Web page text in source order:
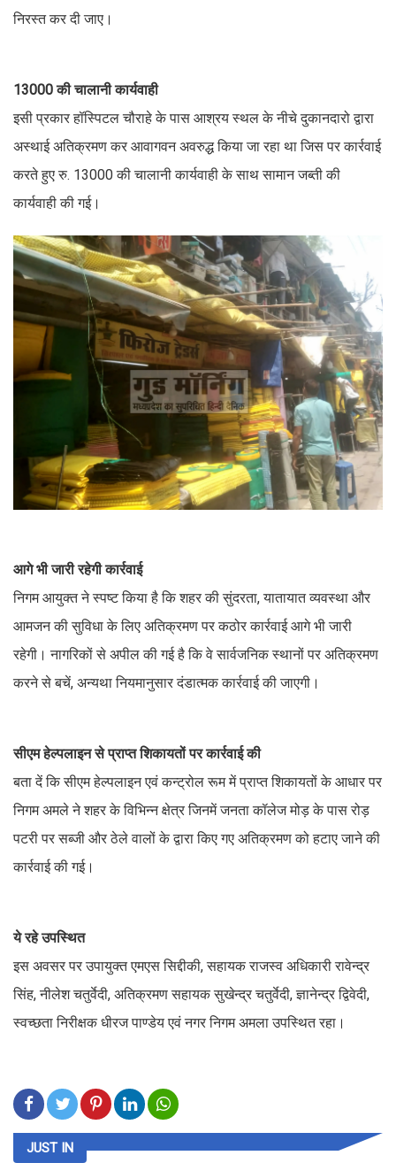
निरस्त कर दी जाए।
13000 की चालानी कार्यवाही
इसी प्रकार हॉस्पिटल चौराहे के पास आश्रय स्थल के नीचे दुकानदारो द्वारा
अस्थाई अतिक्रमण कर आवागवन अवरुद्ध किया जा रहा था जिस पर कार्रवाई
करते हुए रु. 13000 की चालानी कार्यवाही के साथ सामान जब्ती की
कार्यवाही की गई।
आगे भी जारी रहेगी कार्रवाई
निगम आयुक्त ने स्पष्ट किया है कि शहर की सुंदरता, यातायात व्यवस्था और
आमजन की सुविधा के लिए अतिक्रमण पर कठोर कार्रवाई आगे भी जारी
रहेगी। नागरिकों से अपील की गई है कि वे सार्वजनिक स्थानों पर अतिक्रमण
करने से बचें, अन्यथा नियमानुसार दंडात्मक कार्रवाई की जाएगी।
सीएम हेल्पलाइन से प्राप्त शिकायतों पर कार्रवाई की
बता दें कि सीएम हेल्पलाइन एवं कन्ट्रोल रूम में प्राप्त शिकायतों के आधार पर
निगम अमले ने शहर के विभिन्न क्षेत्र जिनमें जनता कॉलेज मोड़ के पास रोड़
पटरी पर सब्जी और ठेले वालों के द्वारा किए गए अतिक्रमण को हटाए जाने की
कार्रवाई की गई।
ये रहे उपस्थित
इस अवसर पर उपायुक्त एमएस सिद्दीकी, सहायक राजस्व अधिकारी रावेन्द्र
सिंह, नीलेश चतुर्वेदी, अतिक्रमण सहायक सुखेन्द्र चतुर्वेदी, ज्ञानेन्द्र द्विवेदी,
स्वच्छता निरीक्षक धीरज पाण्डेय एवं नगर निगम अमला उपस्थित रहा।
JUST IN